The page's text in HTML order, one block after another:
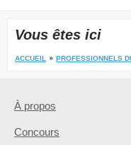
Vous êtes ici
ACCUEIL PROFESSIONNELS
À propos
Concours